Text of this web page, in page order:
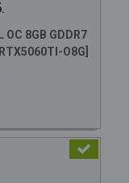
8GB GDDR7
O8G]